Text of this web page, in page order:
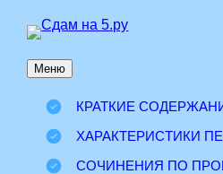
Перейти
содержимому
Меню
КРАТКИЕ
ХАРАКТЕРИСТИКИ
СОЧИНЕНИЯ ПО